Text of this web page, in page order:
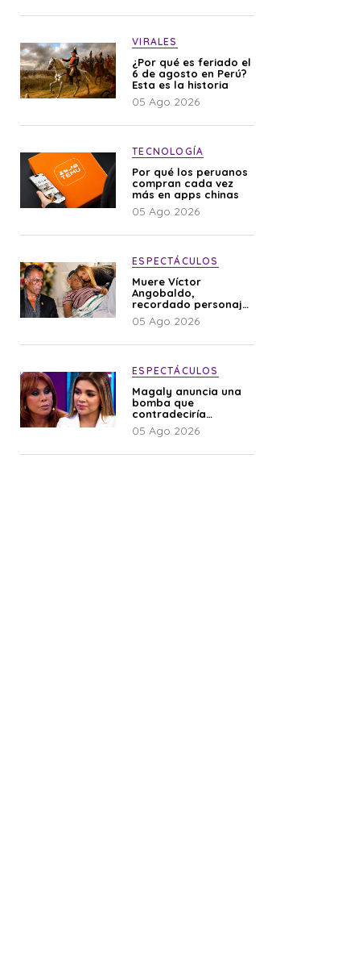
VIRALES
¿Por qué es feriado el
6 de agosto en Perú?
Esta es la historia
05 Ago 2026
TECNOLOGÍA
Por qué los peruanos
compran cada vez
más en apps chinas
05 Ago 2026
ESPECTÁCULOS
Muere Víctor
Angobaldo,
recordado personaje
de la farándula y
expareja de Shirley
05 Ago 2026
ESPECTÁCULOS
Magaly anuncia una
bomba que
contradeciría
comunicado de La
Bella Luz: “Hay un
05 Ago 2026